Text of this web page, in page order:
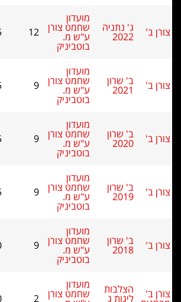
ג' נתניה
2022
שחמט צורן
ע"ש מ.
בוטביניק
12
25.5
ב' שרון
2021
שחמט צורן
ע"ש מ.
בוטביניק
9
11.5
ב' שרון
2020
שחמט צורן
ע"ש מ.
בוטביניק
9
13.5
ב' שרון
2019
שחמט צורן
ע"ש מ.
בוטביניק
9
20.5
ב' שרון
2018
שחמט צורן
ע"ש מ.
בוטביניק
9
19.0
הצלבות
ליגות ג
מועדון
שחמט צורן 2
7.0
7.0